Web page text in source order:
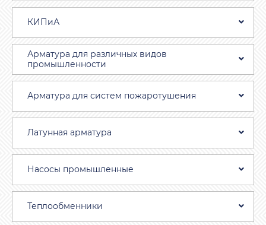
КИПиА
Арматура для различных видов
промышленности
Арматура для систем пожаротушения
Латунная арматура
Насосы промышленные
Теплообменники